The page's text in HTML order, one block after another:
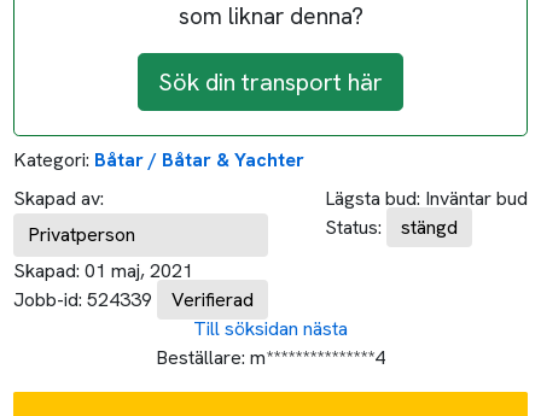
som liknar denna?
Sök din transport här
Kategori: Båtar / Båtar & Yachter
Skapad av:
Privatperson
Skapad: 01 maj, 2021
Jobb-id: 524339 Verifierad
Lägsta bud: Inväntar bud
Status:
stängd
Till söksidan nästa
Beställare: m***************4